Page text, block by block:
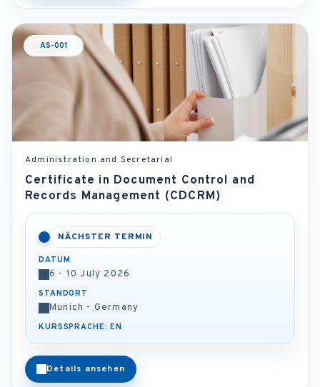
AS-001
Administration and Secretarial
Certificate in Document Control and
Records Management (CDCRM)
NÄCHSTER TERMIN
DATUM
6 - 10 July 2026
STANDORT
Munich - Germany
KURSSPRACHE: EN
Details ansehen